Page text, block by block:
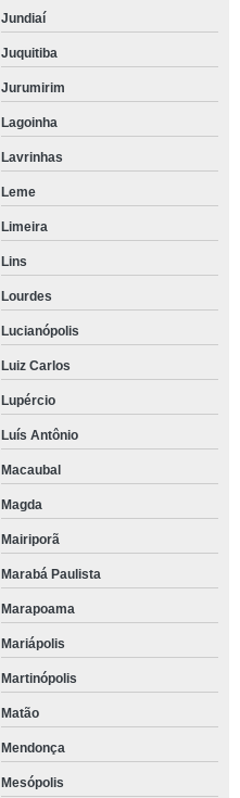
Jundiaí
Juquitiba
Jurumirim
Lagoinha
Lavrinhas
Leme
Limeira
Lins
Lourdes
Lucianópolis
Luiz Carlos
Lupércio
Luís Antônio
Macaubal
Magda
Mairiporã
Marabá Paulista
Marapoama
Mariápolis
Martinópolis
Matão
Mendonça
Mesópolis